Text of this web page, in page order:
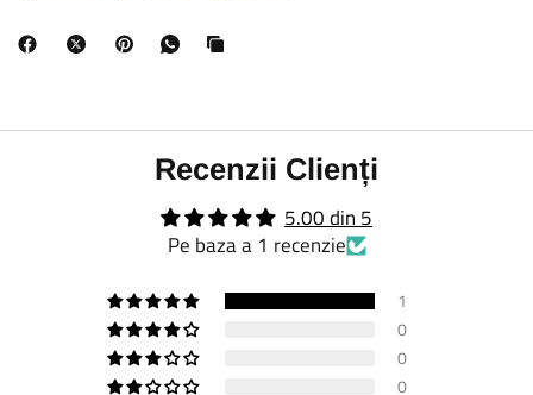
Recenzii Clienți
5.00 din 5
Pe baza a 1 recenzie
1
0
0
0